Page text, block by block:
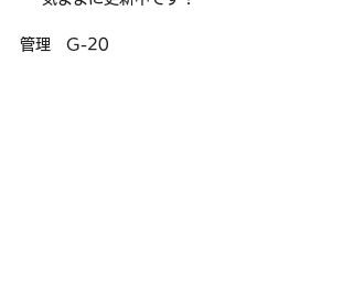
管理　G-20